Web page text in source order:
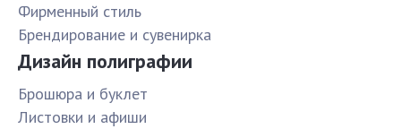
Фирменный стиль
Брендирование и сувенирка
Дизайн полиграфии
Брошюра и буклет
Листовки и афиши